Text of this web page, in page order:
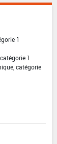
1
1
catégorie